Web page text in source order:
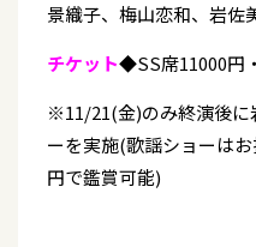
景織子、梅山恋和、岩
チケット◆SS席11000円
※11/21(金)のみ終演後に
ーを実施(歌謡ショーは
円で鑑賞可能)